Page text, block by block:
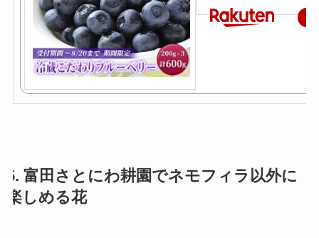
5. 富田さとにわ耕園でネモフィラ以外に
楽しめる花